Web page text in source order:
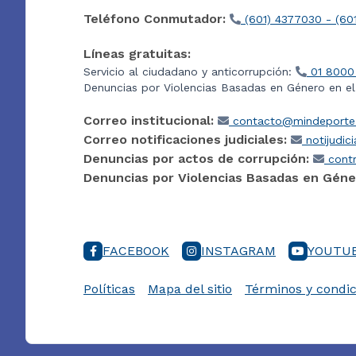
Teléfono Conmutador: (601) 4377030 -
Líneas gratuitas:
Servicio al ciudadano y anticorrupción:
01
Denuncias por Violencias Basadas en Género en
Correo institucional:
Correo notificaciones judiciales:
Denuncias por actos de corrupción:
Denuncias por Violencias Basadas en
FACEBOOK INSTAGRAM
Políticas Mapa del sitio Términos y